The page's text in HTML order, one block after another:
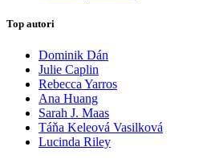
Top autori
Dominik Dán
Julie Caplin
Rebecca Yarros
Ana Huang
Sarah J. Maas
Táňa Keleová Vasilková
Lucinda Riley